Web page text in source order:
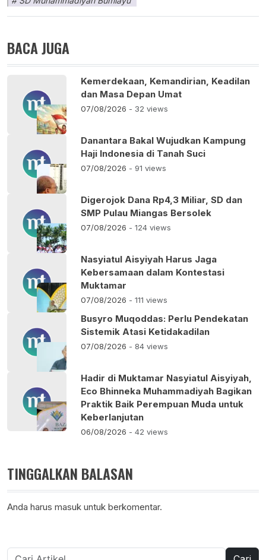
BACA JUGA
Kemerdekaan, Kemandirian, Keadilan
dan Masa Depan Umat
07/08/2026 - 32 views
Danantara Bakal Wujudkan Kampung
Haji Indonesia di Tanah Suci
07/08/2026 - 91 views
Digerojok Dana Rp4,3 Miliar, SD dan
SMP Pulau Miangas Bersolek
07/08/2026 - 124 views
Nasyiatul Aisyiyah Harus Jaga
Kebersamaan dalam Kontestasi
Muktamar
07/08/2026 - 111 views
Busyro Muqoddas: Perlu Pendekatan
Sistemik Atasi Ketidakadilan
07/08/2026 - 84 views
Hadir di Muktamar Nasyiatul Aisyiyah,
Eco Bhinneka Muhammadiyah Bagikan
Praktik Baik Perempuan Muda untuk
Keberlanjutan
06/08/2026 - 42 views
TINGGALKAN BALASAN
Anda harus masuk untuk berkomentar.
Cari